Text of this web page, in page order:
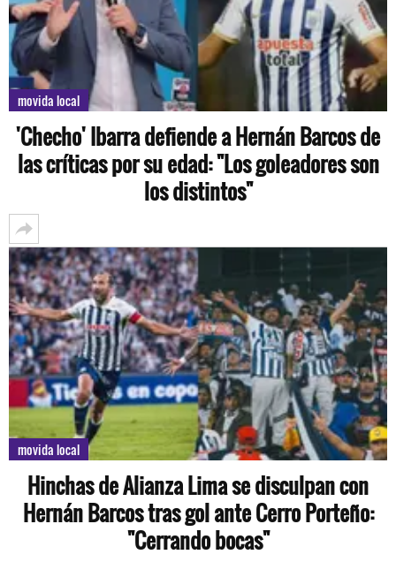
movida local
'Checho' Ibarra defiende a Hernán Barcos de
las críticas por su edad: "Los goleadores son
los distintos"
movida local
Hinchas de Alianza Lima se disculpan con
Hernán Barcos tras gol ante Cerro Porteño:
"Cerrando bocas"